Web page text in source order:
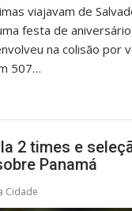
viajavam de
festa de
na colisão por
507…
2 times e
Panamá
Cidade